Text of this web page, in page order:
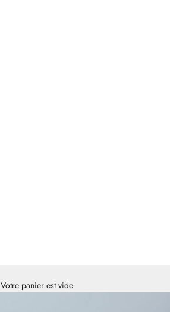
Votre panier est vide